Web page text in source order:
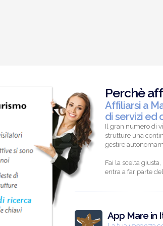
Perchè
Affiliarsi a
di servizi ed
Il gran numero di
strutture una
gestire
Fai la scelta giusta,
entra a far parte
App Mare in